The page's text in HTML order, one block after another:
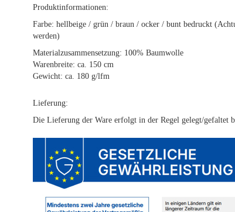
Produktinformationen:
Farbe: hellbeige / grün / braun / ocker / bunt bedruckt
werden)
Materialzusammensetzung: 100% Baumwolle
Warenbreite: ca. 150 cm
Gewicht: ca. 180 g/lfm
Lieferung:
Die Lieferung der Ware erfolgt in der Regel gelegt/gefaltet